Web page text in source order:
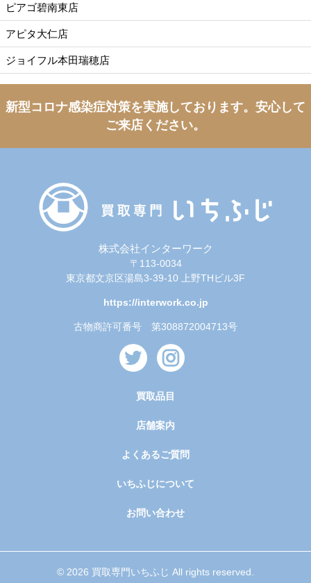
ピアゴ碧南東店
アピタ大仁店
ジョイフル本田瑞穂店
新型コロナ感染症対策を実施しております。 安心して
ご来店ください。
株式会社インターワーク
〒113-0034
東京都文京区湯島3-39-10 上野THビル3F
https://interwork.co.jp
古物商許可番号 第308872004713号
買取品目
店舗案内
よくあるご質問
いちふじについて
お問い合わせ
© 2026 買取専門いちふじ All rights reserved.